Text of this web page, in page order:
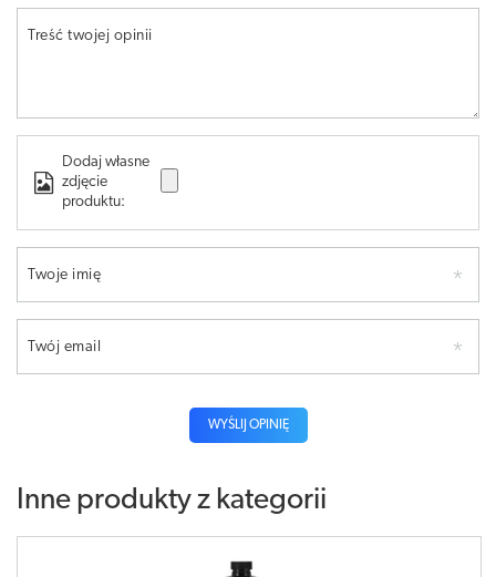
Treść twojej opinii
Dodaj własne
zdjęcie
produktu:
Twoje imię
Twój email
WYŚLIJ OPINIĘ
Inne produkty z kategorii